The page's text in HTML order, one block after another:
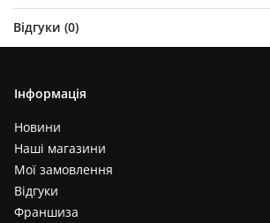
Відгуки (0)
Інформація
Новини
Наші магазини
Мої замовлення
Відгуки
Франшиза